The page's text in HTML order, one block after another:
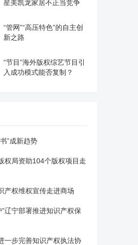
星美凯龙家居不正当竞争
“管网”“高压特色”的自主创
新之路
“节目”海外版权综艺节目引
入成功模式能否复制？
”成新趋势
权局资助104个版权项目走
产权维权宣传走进商场
辽宁部署推进知识产权保
一步完善知识产权执法协